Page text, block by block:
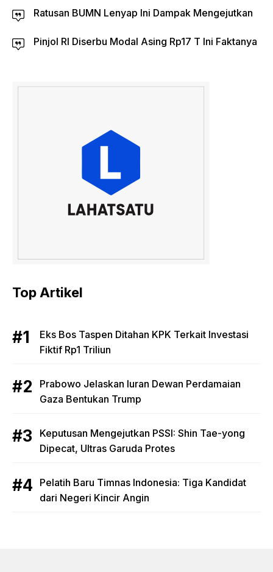
Ratusan BUMN Lenyap Ini Dampak Mengejutkan
Pinjol RI Diserbu Modal Asing Rp17 T Ini Faktanya
Top Artikel
Eks Bos Taspen Ditahan KPK Terkait Investasi
Fiktif Rp1 Triliun
Prabowo Jelaskan Iuran Dewan Perdamaian
Gaza Bentukan Trump
Keputusan Mengejutkan PSSI: Shin Tae-yong
Dipecat, Ultras Garuda Protes
Pelatih Baru Timnas Indonesia: Tiga Kandidat
dari Negeri Kincir Angin